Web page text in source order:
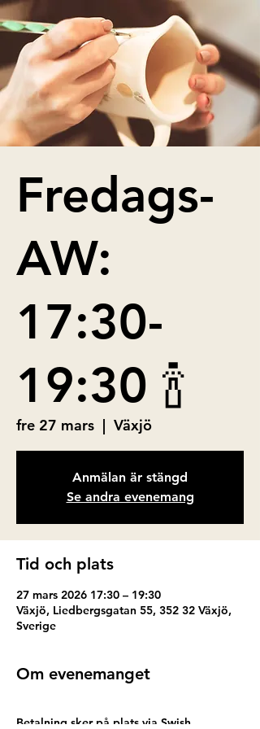
Fredags-
AW:
17:30-
19:30 🍾
fre 27 mars
  |
Växjö
Anmälan är stängd
Se andra evenemang
Tid och plats
27 mars 2026 17:30 – 19:30
Växjö, Liedbergsgatan 55, 352 32 Växjö,
Sverige
Om evenemanget
Betalning sker på plats via Swish.